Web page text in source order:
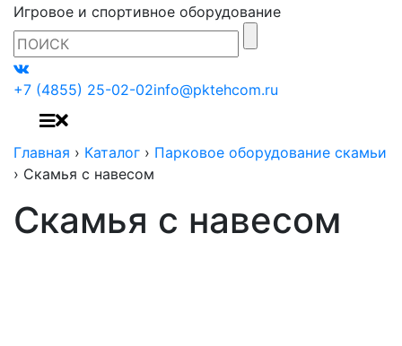
Игровое и спортивное оборудование
+7 (4855) 25-02-02info@pktehcom.ru
Главная › Каталог › Парковое оборудование скамьи
› Скамья с навесом
Скамья с навесом